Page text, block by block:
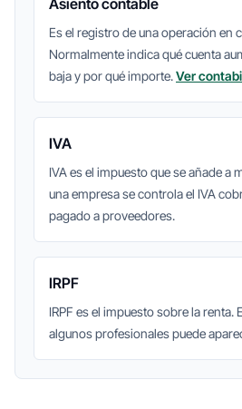
Asiento contable
Es el registro de una operación en
Normalmente indica qué cuenta
baja y por qué importe.Ver
IVA
IVA es el impuesto que se añade a
una empresa se controla el IVA
pagado a proveedores.
IRPF
IRPF es el impuesto sobre la renta.
algunos profesionales puede